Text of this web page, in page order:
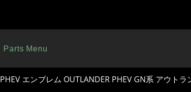
Parts Menu
PHEV エンブレム OUTLANDER PHEV GN系 アウトラ